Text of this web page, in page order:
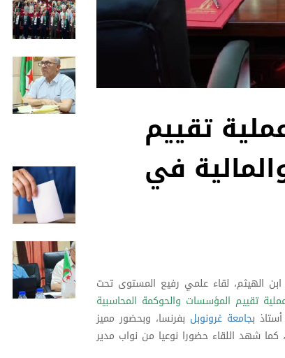
تقييم
في
ابن الهيثم، لقاء علمي رفيع المستوى تحت
تقييم المؤسسات والحوكمة المحاسبية
بجامعة غرونوبل بفرنسا، وبحضور مميز
كما شهد اللقاء حضورا نوعيا من نواب مدير